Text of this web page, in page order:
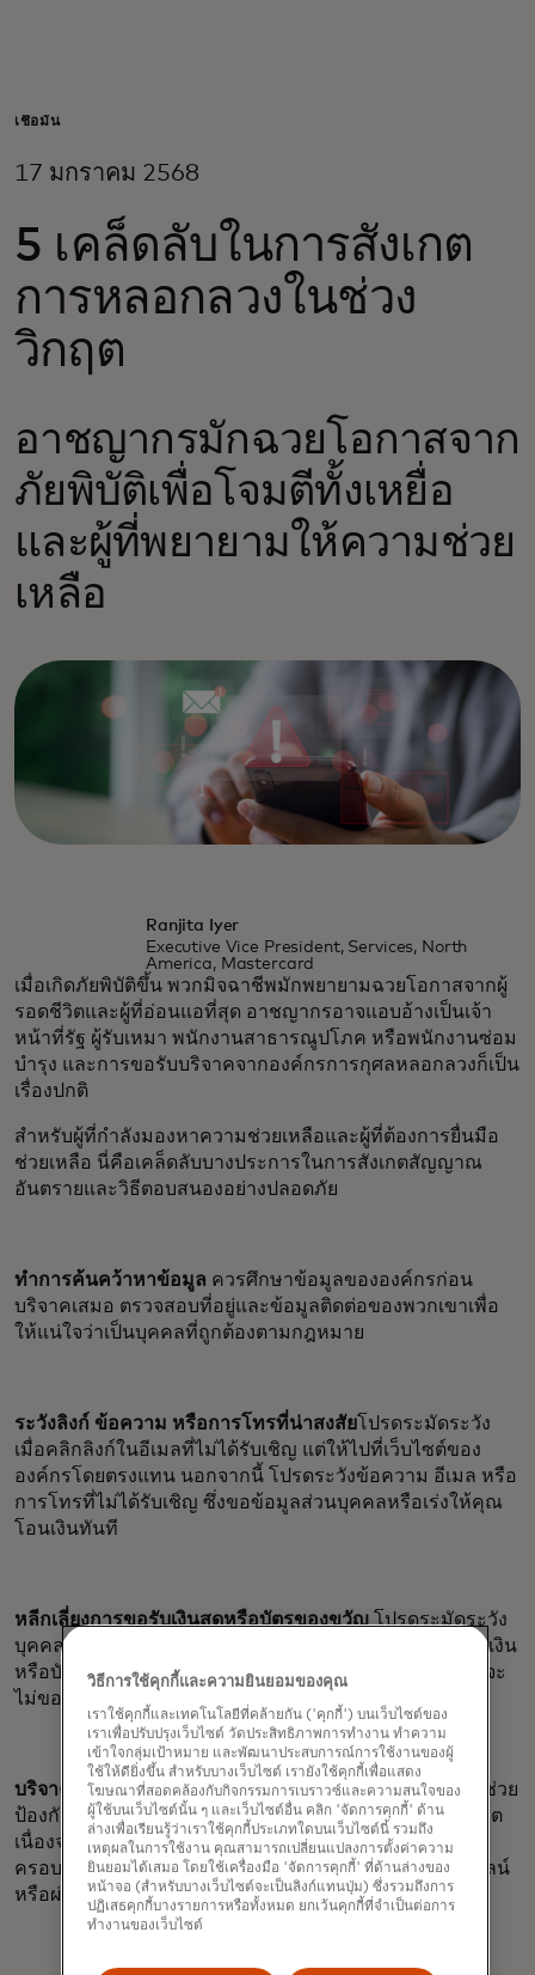
สำหรับธุรกิจ
สำหรับผู้สร้างนวัตกรรม
ข่าวสารและแนวโน้ม
เชื่อมั่น
17 มกราคม 2568
5 เคล็ดลับในการสังเกต
การหลอกลวงในช่วง
วิกฤต
อาชญากรมักฉวยโอกาสจาก
ภัยพิบัติเพื่อโจมตีทั้งเหยื่อ
และผู้ที่พยายามให้ความช่วย
เหลือ
Ranjita Iyer
Executive Vice President, Services, North
America, Mastercard
เมื่อเกิดภัยพิบัติขึ้น พวกมิจฉาชีพมักพยายามฉวยโอกาสจากผู้
รอดชีวิตและผู้ที่อ่อนแอที่สุด อาชญากรอาจแอบอ้างเป็นเจ้า
หน้าที่รัฐ ผู้รับเหมา พนักงานสาธารณูปโภค หรือพนักงานซ่อม
บำรุง และการขอรับบริจาคจากองค์กรการกุศลหลอกลวงก็เป็น
เรื่องปกติ
สำหรับผู้ที่กำลังมองหาความช่วยเหลือและผู้ที่ต้องการยื่นมือ
ช่วยเหลือ นี่คือเคล็ดลับบางประการในการสังเกตสัญญาณ
อันตรายและวิธีตอบสนองอย่างปลอดภัย
ทำการค้นคว้าหาข้อมูล ควรศึกษาข้อมูลขององค์กรก่อน
บริจาคเสมอ ตรวจสอบที่อยู่และข้อมูลติดต่อของพวกเขาเพื่อ
ให้แน่ใจว่าเป็นบุคคลที่ถูกต้องตามกฎหมาย
ระวังลิงก์ ข้อความ หรือการโทรที่น่าสงสัยโปรดระมัดระวัง
เมื่อคลิกลิงก์ในอีเมลที่ไม่ได้รับเชิญ แต่ให้ไปที่เว็บไซต์ของ
องค์กรโดยตรงแทน นอกจากนี้ โปรดระวังข้อความ อีเมล หรือ
การโทรที่ไม่ได้รับเชิญ ซึ่งขอข้อมูลส่วนบุคคลหรือเร่งให้คุณ
โอนเงินทันที
หลีกเลี่ยงการขอรับเงินสดหรือบัตรของขวัญโปรดระมัดระวัง
บุคคลใดก็ตามที่ขอรับเงินบริจาคในรูปแบบเงินสด การโอนเงิน
หรือบัตรของขวัญ โดยทั่วไป องค์กรที่ถูกต้องตามกฎหมายจะ
ไม่ขอวิธีการชำระเงินในรูปแบบเหล่านี้
บริจาคด้วยบัตรเครดิตหรือบัตรเดบิตการใช้บัตรของคุณจะช่วย
ป้องกันไม่ให้คุณต้องรับผิดชอบต่อธุรกรรมที่ไม่ได้รับอนุญาต
เนื่องจากนโยบายความรับผิดเป็นศูนย์ (Zero Liability)
ครอบคลุมการชำระเงินในร้านค้า ทางโทรศัพท์ ทางออนไลน์
หรือผ่านอุปกรณ์มือถือ และการทำธุรกรรมผ่านตู้ ATM
วิธีการใช้คุกกี้และความยินยอมของคุณ
เราใช้คุกกี้และเทคโนโลยีที่คล้ายกัน ('คุกกี้') บนเว็บไซต์ของ
เราเพื่อปรับปรุงเว็บไซต์ วัดประสิทธิภาพการทำงาน ทำความ
เข้าใจกลุ่มเป้าหมาย และพัฒนาประสบการณ์การใช้งานของผู้
ใช้ให้ดียิ่งขึ้น สำหรับบางเว็บไซต์ เรายังใช้คุกกี้เพื่อแสดง
โฆษณาที่สอดคล้องกับกิจกรรมการเบราวซ์และความสนใจของ
ผู้ใช้บนเว็บไซต์นั้น ๆ และเว็บไซต์อื่น คลิก 'จัดการคุกกี้' ด้าน
ล่างเพื่อเรียนรู้ว่าเราใช้คุกกี้ประเภทใดบนเว็บไซต์นี้ รวมถึง
เหตุผลในการใช้งาน คุณสามารถเปลี่ยนแปลงการตั้งค่าความ
ยินยอมได้เสมอ โดยใช้เครื่องมือ 'จัดการคุกกี้' ที่ด้านล่างของ
หน้าจอ (สำหรับบางเว็บไซต์จะเป็นลิงก์แทนปุ่ม) ซึ่งรวมถึงการ
ปฏิเสธคุกกี้บางรายการหรือทั้งหมด ยกเว้นคุกกี้ที่จำเป็นต่อการ
ทำงานของเว็บไซต์